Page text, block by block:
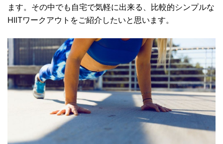
ます。その中でも自宅で気軽に出来る、比較的シンプルな
HIITワークアウトをご紹介したいと思います。